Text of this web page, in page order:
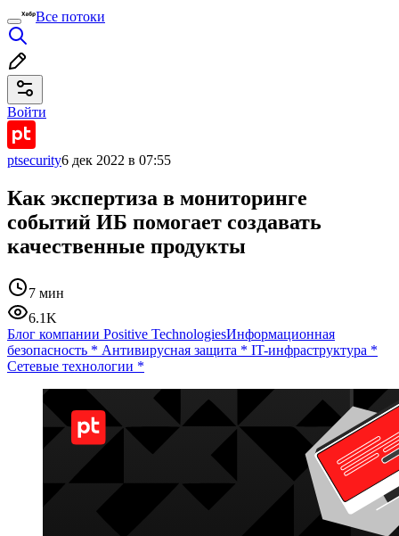
Все потоки
Войти
ptsecurity6 дек 2022 в 07:55
Как экспертиза в мониторинге
событий ИБ помогает создавать
качественные продукты
7 мин
6.1K
Блог компании Positive TechnologiesИнформационная
безопасность * Антивирусная защита * IT-инфраструктура *
Сетевые технологии *